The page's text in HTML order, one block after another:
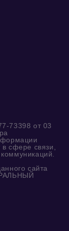
73398 от 03
сфере связи,
сайта